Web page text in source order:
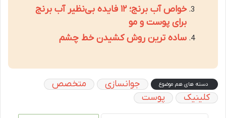
خواص آب برنج؛ ۱۲ فایده‌ بی‌نظیر آب برنج
برای پوست و مو
ساده ترین روش کشیدن خط چشم
دسته های هم موضوع جوانسازی
متخصص
کلینیک
پوست